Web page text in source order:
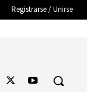
Registrarse / Unirse